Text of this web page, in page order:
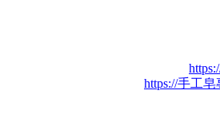
https://手工